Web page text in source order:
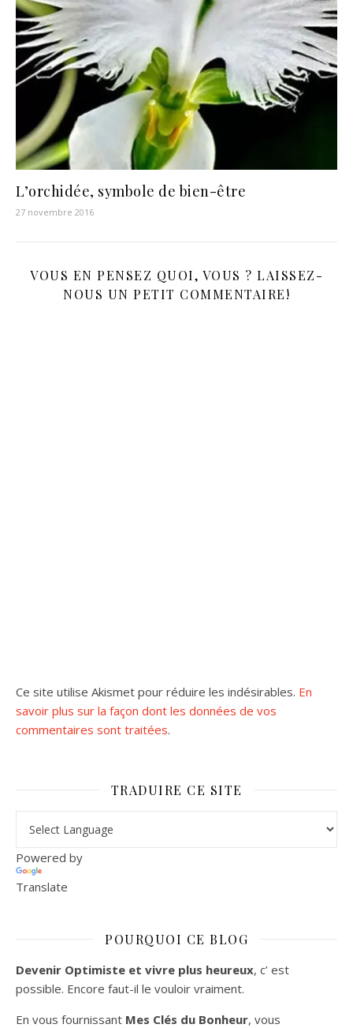
L’orchidée, symbole de bien-être
27 novembre 2016
VOUS EN PENSEZ QUOI, VOUS ? LAISSEZ-
NOUS UN PETIT COMMENTAIRE!
Ce site utilise Akismet pour réduire les indésirables. En
savoir plus sur la façon dont les données de vos
commentaires sont traitées.
TRADUIRE CE SITE
Powered by
Translate
POURQUOI CE BLOG
Devenir Optimiste et vivre plus heureux, c’ est
possible. Encore faut-il le vouloir vraiment.
En vous fournissant Mes Clés du Bonheur, vous